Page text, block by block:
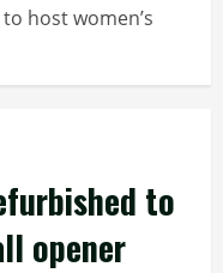
host women’s
to
opener